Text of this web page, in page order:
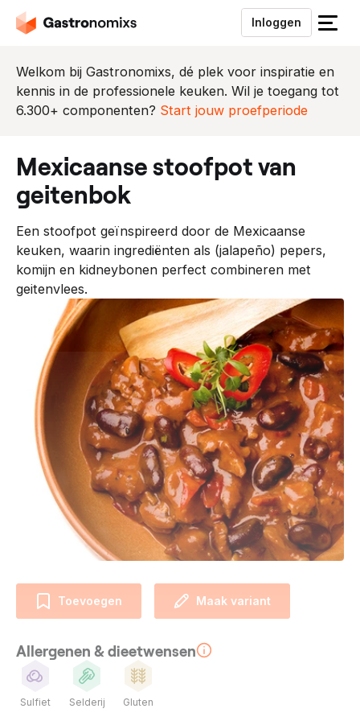
Inloggen
S
u
i
Welkom bij Gastronomixs, dé plek voor inspiratie en
kennis in de professionele keuken. Wil je toegang tot
6.300+ componenten? Start jouw proefperiode
mexicaanse stoofpot van
geitenbok
Een stoofpot geïnspireerd door de Mexicaanse
keuken, waarin ingrediënten als (jalapeño) pepers,
komijn en kidneybonen perfect combineren met
geitenvlees.
Toevoegen Maak variant
Allergenen & dieetwensen
Sulfiet Selderij Gluten